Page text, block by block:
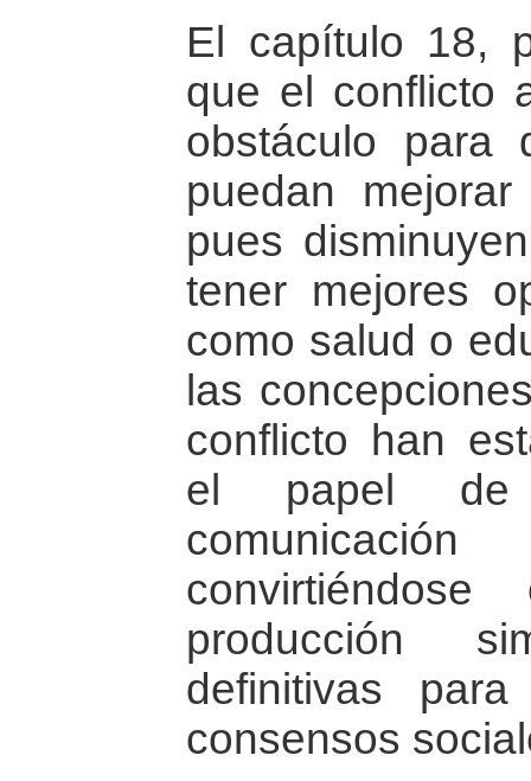
El capítulo 18,
que el conflicto
obstáculo para
puedan
pues
tener mejores
como salud o
las
conflicto han
el papel
producción
definitivas
consensos